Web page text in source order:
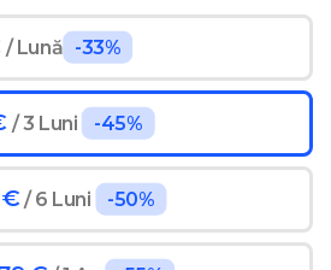
/ Lună -33%
/ 3 Luni -45%
€ / 6 Luni -50%